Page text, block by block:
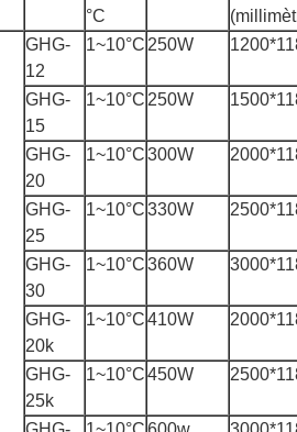
°C
GHG-
12
1~10°C 250W
GHG-
15
1~10°C 250W
GHG-
20
1~10°C300W
GHG-
25
1~10°C330W
GHG-
30
1~10°C360W
GHG-
20k
1~10°C410W
GHG-
25k
1~10°C450W